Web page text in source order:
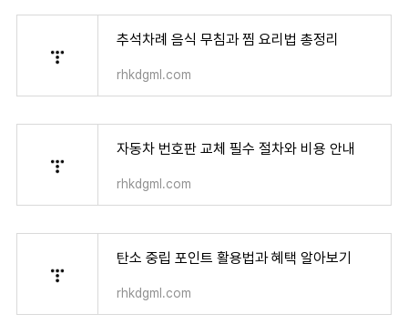
추석차례 음식 무침과 찜 요리법 총정리
rhkdgml.com
자동차 번호판 교체 필수 절차와 비용 안내
rhkdgml.com
탄소 중립 포인트 활용법과 혜택 알아보기
rhkdgml.com